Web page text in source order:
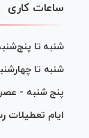
ساعات کاری
شنبه تا
شنبه تا
پنج شنبه -
ایام تعطیلات